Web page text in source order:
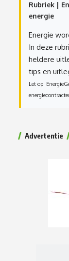
Rubriek |
energie
Energie
In deze
heldere
tips en
Let op:
Advertentie